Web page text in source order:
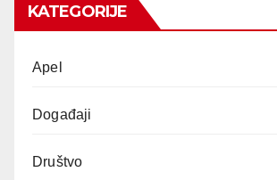
KATEGORIJE
Apel
Događaji
Društvo